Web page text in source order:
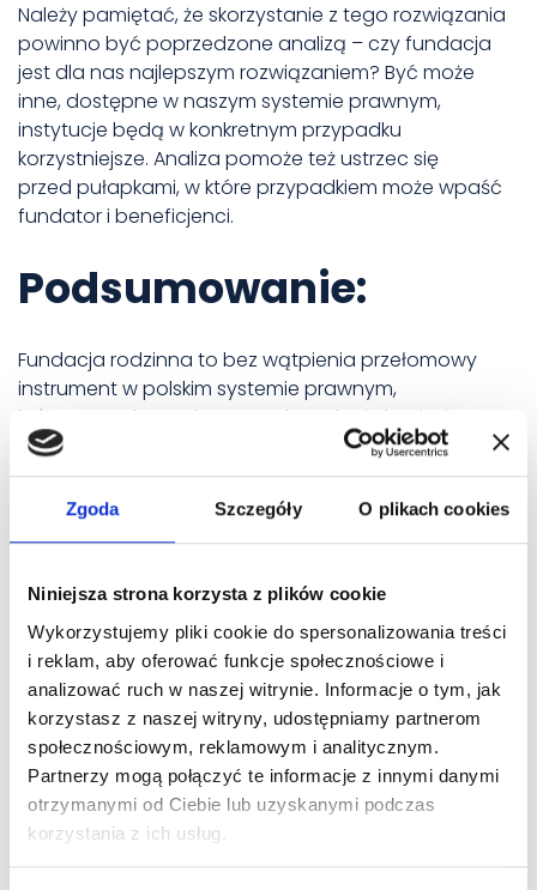
Zgoda Szczegóły O plikach cookies
Niniejsza strona korzysta z plików cookie
Wykorzystujemy pliki cookie do spersonalizowania treści
i reklam, aby oferować funkcje społecznościowe i
analizować ruch w naszej witrynie. Informacje o tym, jak
korzystasz z naszej witryny, udostępniamy partnerom
społecznościowym, reklamowym i analitycznym.
Partnerzy mogą połączyć te informacje z innymi danymi
otrzymanymi od Ciebie lub uzyskanymi podczas
korzystania z ich usług.
Należy pamiętać, że skorzystanie z tego rozwiązania
powinno być poprzedzone analizą – czy fundacja
jest dla nas najlepszym rozwiązaniem? Być może
inne, dostępne w naszym systemie prawnym,
instytucje będą w konkretnym przypadku
korzystniejsze. Analiza pomoże też ustrzec się
przed pułapkami, w które przypadkiem może wpaść
fundator i beneficjenci.
Podsumowanie:
Fundacja rodzinna to bez wątpienia przełomowy
instrument w polskim systemie prawnym,
który pozwala na skuteczną kumulację kapitału
i bezpieczną zmianę pokoleniową. Choć korzyści
podatkowe są ogromne, kluczem do sukcesu jest
rzetelne zaplanowanie całej struktury.
Pamiętaj, że każda sytuacja biznesowa jest inna,
dlatego proces ten warto zacząć
od profesjonalnego audytu. Jeśli interesuje Cię
zakładanie fundacji rodzinneji chcesz mieć
pewność, że Twoje interesy są w pełni
zabezpieczone, naszakancelaria prawno-
podatkowa Warszawa LITIGATOjest
do Twojej dyspozycji. Zapraszamy na konsultację!
Wojciech Pławiak